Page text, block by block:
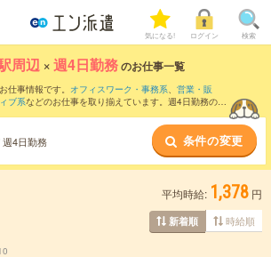
気になる! ログイン 検索
周辺 ×週4日勤務のお仕事一覧
仕事情報です。 オフィスワーク・事務系、 営業・販
ブ系などのお仕事を取り揃えています。週4日勤務の条
4日勤務 条件の変更
平均時給: 1,378 円
新着順 時給順